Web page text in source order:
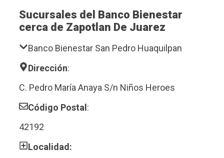
Sucursales del Banco Bienestar
cerca de Zapotlan De Juarez
Banco Bienestar San Pedro Huaquilpan
Dirección:
C. Pedro María Anaya S/n Niños Heroes
Código Postal :
42192
Localidad: